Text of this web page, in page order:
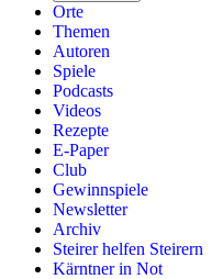
Orte
Themen
Autoren
Spiele
Podcasts
Videos
Rezepte
E-Paper
Club
Gewinnspiele
Newsletter
Archiv
Steirer helfen Steirern
Kärntner in Not